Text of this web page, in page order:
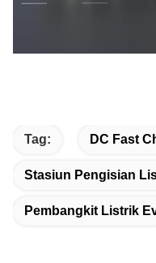
Tag: DC Fast
Stasiun Pengisian
Pembangkit Listrik